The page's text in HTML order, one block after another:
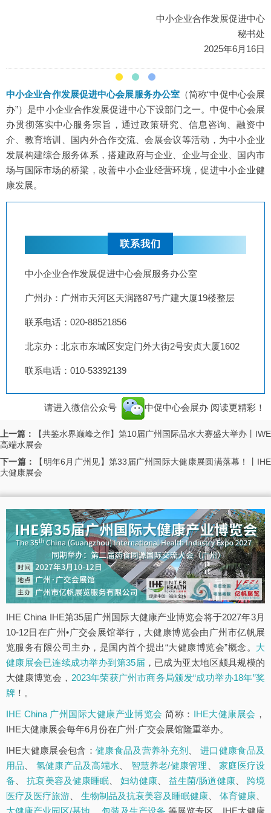
中小企业合作发展促进中心
秘书处
2025年6月16日
中小企业合作发展促进中心会展服务办公室 （简称“中促中心会展
办”）是中小企业合作发展促进中心下设部门之一。中促中心会展
办贯彻落实中心服务宗旨，通过政策研究、信息咨询、融资中
介、教育培训、国内外合作交流、会展会议等活动，为中小企业
发展构建综合服务体系，搭建政府与企业、企业与企业、国内市
场与国际市场的桥梁，改善中小企业经营环境，促进中小企业健
康发展。
联系我们
中小企业合作发展促进中心会展服务办公室
广州办：广州市天河区天润路87号广建大厦19楼整层
联系电话：020-88521856
北京办：北京市东城区安定门外大街2号安贞大厦1602
联系电话：010-53392139
请进入微信公众号 中促中心会展办 阅读更精彩！
上一篇：
【共鉴水界巅峰之作】第10届广州国际品水大赛盛大举办丨IWE
高端水展会
下一篇：
【明年6月广州见】第33届广州国际大健康展圆满落幕！丨IHE
大健康展会
IHE China IHE第35届广州国际大健康产业博览会将于2027年3月
10-12日在广州•广交会展馆举行，大健康博览会由广州市亿帆展
览服务有限公司主办，是国内首个提出“大健康博览会”概念。 大
健康展会已连续成功举办到第35届 ，已成为亚太地区颇具规模的
大健康博览会， 2023年荣获广州市商务局颁发“成功举办18年”奖
牌 ！。
IHE China 广州国际大健康产业博览会 简称： IHE大健康展会 ，
IHE大健康展会每年6月份在广州·广交会展馆隆重举办。
IHE大健康展会包含： 健康食品及营养补充剂 、进口健康食品及
用品
氢健康产品及高端水 智慧养老/健康管理 、家庭医疗设
备 、抗衰美容及健康睡眠 、妇幼健康、 益生菌/肠道健康、 跨境
医疗及医疗旅游
生物制品及抗衰美容及睡眠健康 体育健康
大健康产业园区/基地 、包装及生产设备 等展览专区。IHE大健康